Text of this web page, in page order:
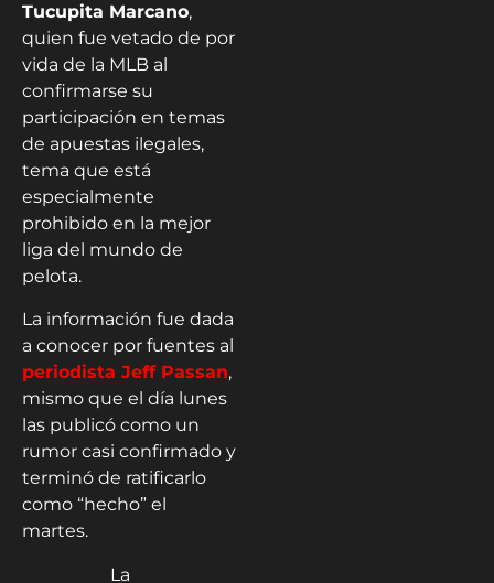
Tucupita Marcano,
quien fue vetado de por
vida de la MLB al
confirmarse su
participación en temas
de apuestas ilegales,
tema que está
especialmente
prohibido en la mejor
liga del mundo de
pelota.
La información fue dada
a conocer por fuentes al
periodista Jeff Passan,
mismo que el día lunes
las publicó como un
rumor casi confirmado y
terminó de ratificarlo
como “hecho” el
martes.
La